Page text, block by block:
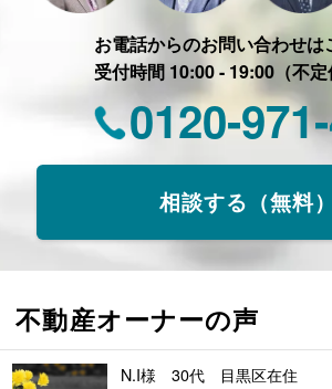
お電話からのお問い合わせは
受付時間 10:00 - 19:00（不定
0120-
相談する（無料）
不動産オーナーの声
N.I様 30代 目黒区在住